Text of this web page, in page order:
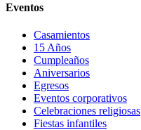
Eventos
Casamientos
15 Años
Cumpleaños
Aniversarios
Egresos
Eventos corporativos
Celebraciones religiosas
Fiestas infantiles